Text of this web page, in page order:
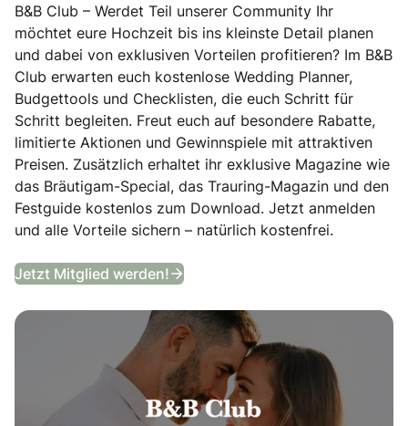
B&B Club – Werdet Teil unserer Community Ihr
möchtet eure Hochzeit bis ins kleinste Detail planen
und dabei von exklusiven Vorteilen profitieren? Im B&B
Club erwarten euch kostenlose Wedding Planner,
Budgettools und Checklisten, die euch Schritt für
Schritt begleiten. Freut euch auf besondere Rabatte,
limitierte Aktionen und Gewinnspiele mit attraktiven
Preisen. Zusätzlich erhaltet ihr exklusive Magazine wie
das Bräutigam-Special, das Trauring-Magazin und den
Festguide kostenlos zum Download. Jetzt anmelden
und alle Vorteile sichern – natürlich kostenfrei.
Jetzt Mitglied werden! B&B Club